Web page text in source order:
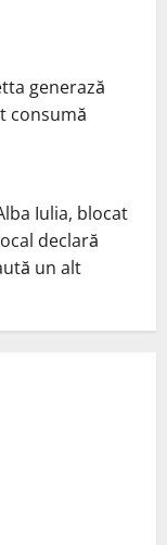
generază
consumă
Iulia, blocat
declară
un alt